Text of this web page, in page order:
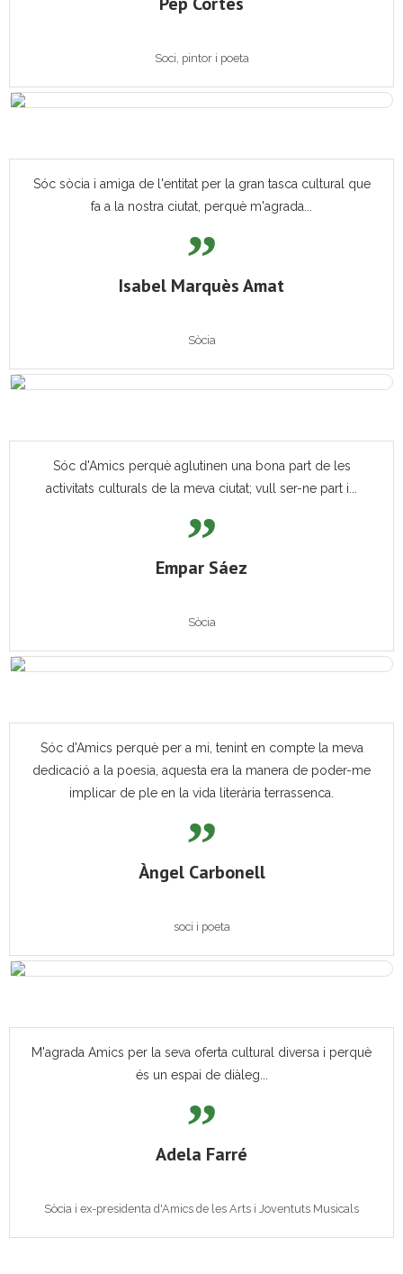
Soci, pintor i poeta
Sóc sòcia i amiga de l'entitat per la gran tasca cultural que
fa a la nostra ciutat, perquè m'agrada...
Isabel Marquès Amat
Sòcia
Sóc d'Amics perquè aglutinen una bona part de les
activitats culturals de la meva ciutat; vull ser-ne part i...
Empar Sáez
Sòcia
Sóc d'Amics perquè per a mi, tenint en compte la meva
dedicació a la poesia, aquesta era la manera de poder-me
implicar de ple en la vida literària terrassenca.
Àngel Carbonell
soci i poeta
M'agrada Amics per la seva oferta cultural diversa i perquè
és un espai de diàleg...
Adela Farré
Sòcia i ex-presidenta d'Amics de les Arts i Joventuts Musicals